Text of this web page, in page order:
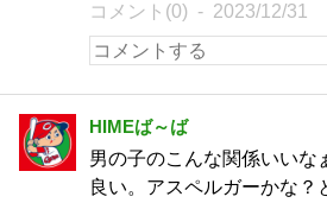
コメント(0) 2023/12/31
HIMEば～ば
男の子のこんな関係いいな
良い。アスペルガーかな？